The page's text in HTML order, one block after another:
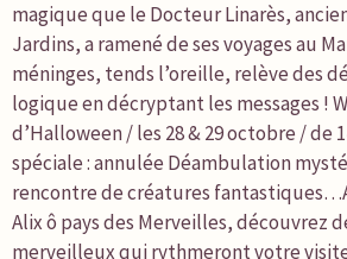
magique que le Docteur Linarès,
Jardins, a ramené de ses voyages au
méninges, tends l’oreille, relève des
logique en décryptant les messages !
d’Halloween / les 28 & 29 octobre / de
spéciale : annulée Déambulation
rencontre de créatures
Alix ô pays des Merveilles, découvrez
merveilleux qui rythmeront votre